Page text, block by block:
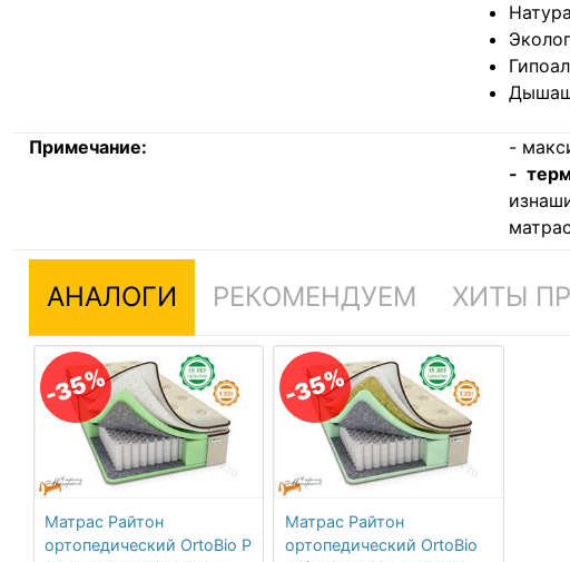
Примечание:
-
-
АНАЛОГИ РЕКОМЕНДУЕМ ХИТЫ
-35%
Матрас Райтон
ортопедический OrtoBio P
-35%
Матрас Райтон
ортопедический OrtoBio